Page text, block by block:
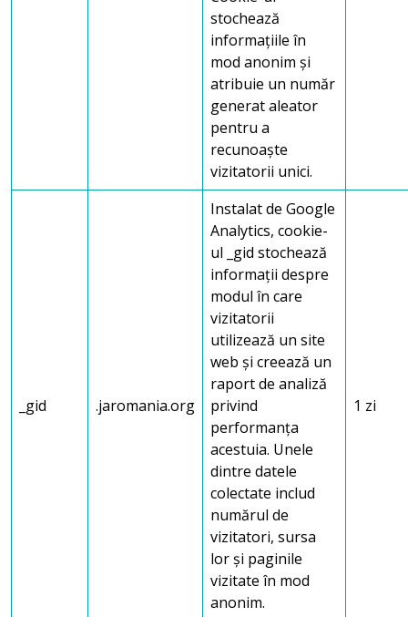
stochează
informațiile în
mod anonim și
atribuie un număr
generat aleator
pentru a
recunoaște
vizitatorii unici.
_gid .jaromania.org
Instalat de Google
Analytics, cookie-
ul _gid stochează
informații despre
modul în care
vizitatorii
utilizează un site
web și creează un
raport de analiză
privind
performanța
acestuia. Unele
dintre datele
colectate includ
numărul de
vizitatori, sursa
lor și paginile
vizitate în mod
anonim.
1 zi